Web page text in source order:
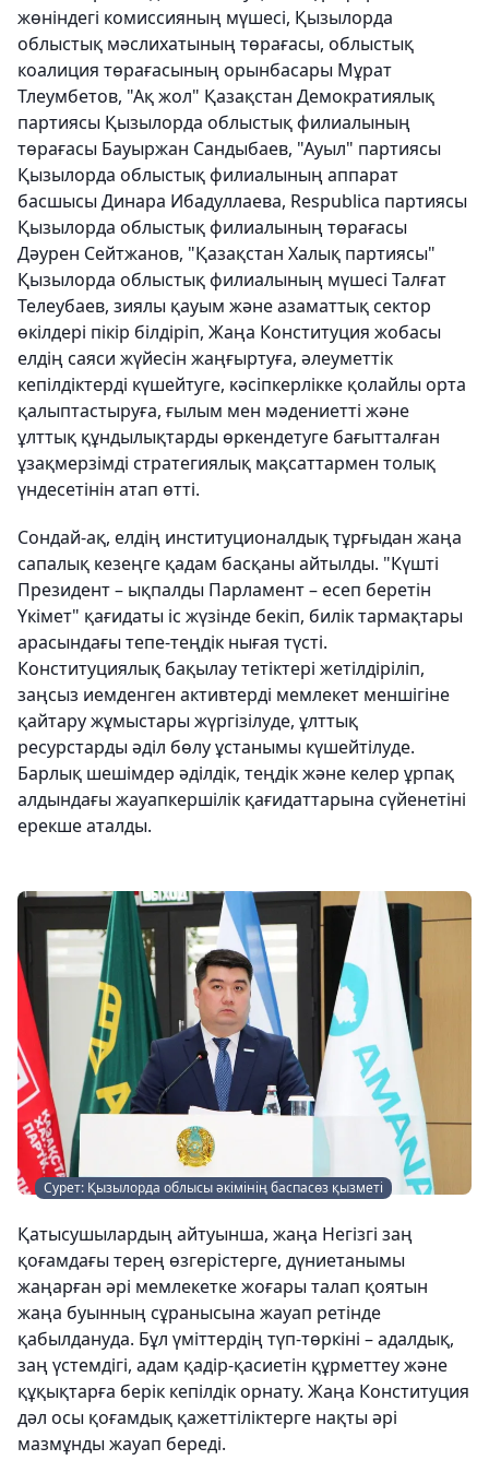
жөніндегі комиссияның мүшесі, Қызылорда
облыстық мәслихатының төрағасы, облыстық
коалиция төрағасының орынбасары Мұрат
Тлеумбетов, "Ақ жол" Қазақстан Демократиялық
партиясы Қызылорда облыстық филиалының
төрағасы Бауыржан Сандыбаев, "Ауыл" партиясы
Қызылорда облыстық филиалының аппарат
басшысы Динара Ибадуллаева, Respublica партиясы
Қызылорда облыстық филиалының төрағасы
Дәурен Сейтжанов, "Қазақстан Халық партиясы"
Қызылорда облыстық филиалының мүшесі Талғат
Телеубаев, зиялы қауым және азаматтық сектор
өкілдері пікір білдіріп, Жаңа Конституция жобасы
елдің саяси жүйесін жаңғыртуға, әлеуметтік
кепілдіктерді күшейтуге, кәсіпкерлікке қолайлы орта
қалыптастыруға, ғылым мен мәдениетті және
ұлттық құндылықтарды өркендетуге бағытталған
ұзақмерзімді стратегиялық мақсаттармен толық
үндесетінін атап өтті.
Сондай-ақ, елдің институционалдық тұрғыдан жаңа
сапалық кезеңге қадам басқаны айтылды. "Күшті
Президент – ықпалды Парламент – есеп беретін
Үкімет" қағидаты іс жүзінде бекіп, билік тармақтары
арасындағы тепе-теңдік нығая түсті.
Конституциялық бақылау тетіктері жетілдіріліп,
заңсыз иемденген активтерді мемлекет меншігіне
қайтару жұмыстары жүргізілуде, ұлттық
ресурстарды әділ бөлу ұстанымы күшейтілуде.
Барлық шешімдер әділдік, теңдік және келер ұрпақ
алдындағы жауапкершілік қағидаттарына сүйенетіні
ерекше аталды.
Сурет: Қызылорда облысы әкімінің баспасөз қызметі
Қатысушылардың айтуынша, жаңа Негізгі заң
қоғамдағы терең өзгерістерге, дүниетанымы
жаңарған әрі мемлекетке жоғары талап қоятын
жаңа буынның сұранысына жауап ретінде
қабылдануда. Бұл үміттердің түп-төркіні – адалдық,
заң үстемдігі, адам қадір-қасиетін құрметтеу және
құқықтарға берік кепілдік орнату. Жаңа Конституция
дәл осы қоғамдық қажеттіліктерге нақты әрі
мазмұнды жауап береді.